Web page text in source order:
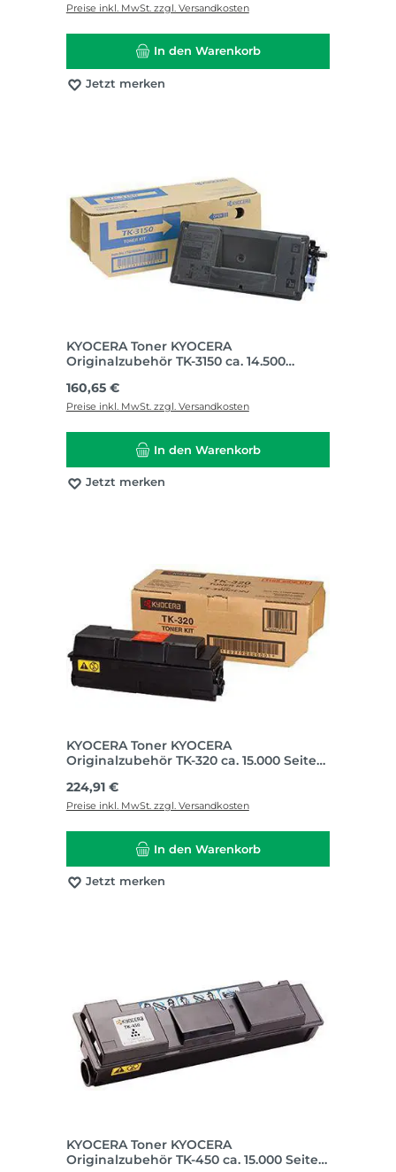
Preise inkl. MwSt. zzgl. Versandkosten
In den Warenkorb
Jetzt merken
KYOCERA Toner KYOCERA
Originalzubehör TK-3150 ca. 14.500
Regulärer Preis:
160,65 €
Preise inkl. MwSt. zzgl. Versandkosten
In den Warenkorb
Jetzt merken
KYOCERA Toner KYOCERA
Originalzubehör TK-320 ca. 15.000 Seiten
Regulärer Preis:
224,91 €
Preise inkl. MwSt. zzgl. Versandkosten
In den Warenkorb
Jetzt merken
KYOCERA Toner KYOCERA
Originalzubehör TK-450 ca. 15.000 Seiten